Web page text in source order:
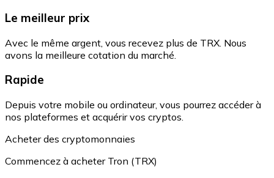
Le meilleur prix
Avec le même argent, vous recevez plus de TRX. Nous
avons la meilleure cotation du marché.
Rapide
Depuis votre mobile ou ordinateur, vous pourrez accéder à
nos plateformes et acquérir vos cryptos.
Acheter des cryptomonnaies
Commencez à acheter Tron (TRX)